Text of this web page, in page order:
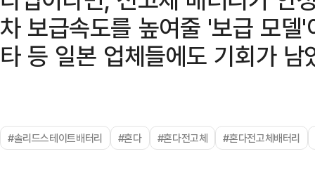
차 보급속도를 높여줄 '보급 모
타 등 일본 업체들에도 기회가
#솔리드스테이트배터리 #혼다 #혼다전고체 #혼다전고체배터리